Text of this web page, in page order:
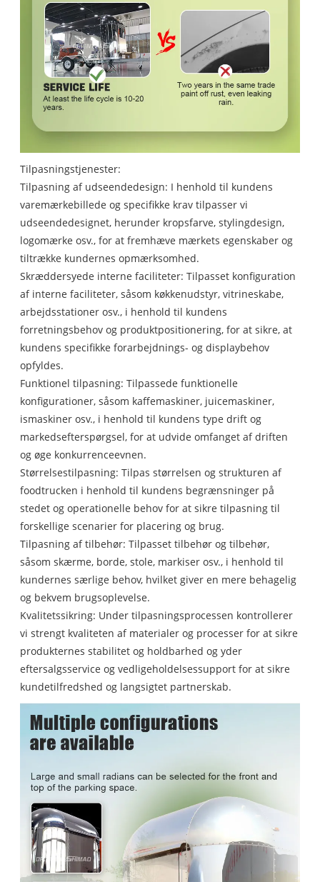
Tilpasningstjenester:
Tilpasning af udseendedesign: I henhold til kundens
varemærkebillede og specifikke krav tilpasser vi
udseendedesignet, herunder kropsfarve, stylingdesign,
logomærke osv., for at fremhæve mærkets egenskaber og
tiltrække kundernes opmærksomhed.
Skræddersyede interne faciliteter: Tilpasset konfiguration
af interne faciliteter, såsom køkkenudstyr, vitrineskabe,
arbejdsstationer osv., i henhold til kundens
forretningsbehov og produktpositionering, for at sikre, at
kundens specifikke forarbejdnings- og displaybehov
opfyldes.
Funktionel tilpasning: Tilpassede funktionelle
konfigurationer, såsom kaffemaskiner, juicemaskiner,
ismaskiner osv., i henhold til kundens type drift og
markedsefterspørgsel, for at udvide omfanget af driften
og øge konkurrenceevnen.
Størrelsestilpasning: Tilpas størrelsen og strukturen af ​​
foodtrucken i henhold til kundens begrænsninger på
stedet og operationelle behov for at sikre tilpasning til
forskellige scenarier for placering og brug.
Tilpasning af tilbehør: Tilpasset tilbehør og tilbehør,
såsom skærme, borde, stole, markiser osv., i henhold til
kundernes særlige behov, hvilket giver en mere behagelig
og bekvem brugsoplevelse.
Kvalitetssikring: Under tilpasningsprocessen kontrollerer
vi strengt kvaliteten af ​​materialer og processer for at sikre
produkternes stabilitet og holdbarhed og yder
eftersalgsservice og vedligeholdelsessupport for at sikre
kundetilfredshed og langsigtet partnerskab.